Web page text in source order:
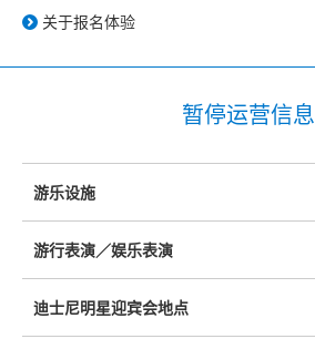
关于报名体验
暂停运营信息
游乐设施
游行表演／娱乐表演
迪士尼明星迎宾会地点